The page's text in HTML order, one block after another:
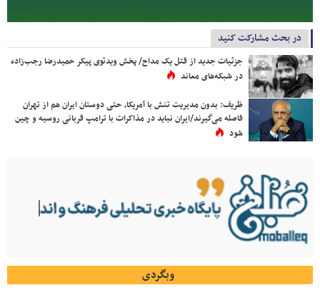
در بحث مشارکت کنید
جزئیات جدید از قتل یک مداح/ پخش ویدئوی پیکر حمیدرضا رجب‌زاده
در شبکه‌های معاند
ظریف: بدون مدیریت تنش با آمریکا، حتی دوستان ایران هم از تهران
فاصله می‌گیرند/ایران نباید در مذاکرات با ترامپ قربانی روسیه و چین
شود
وبگردی